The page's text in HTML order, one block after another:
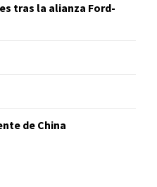
tras la alianza Ford-
de China